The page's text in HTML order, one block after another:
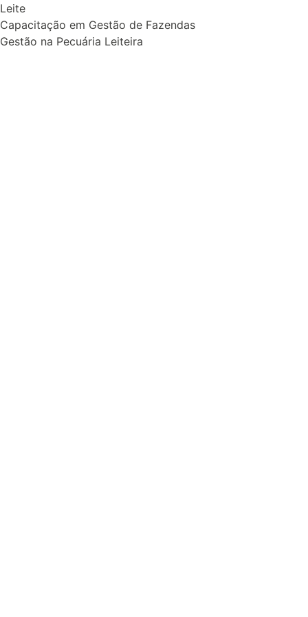
Leite
Capacitação em Gestão de Fazendas
Gestão na Pecuária Leiteira